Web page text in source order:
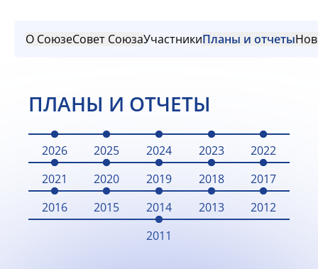
О СоюзеСовет СоюзаУчастникиПланы и отчеты
ПЛАНЫ И ОТЧЕТЫ
2026 2025 2024 2023
2022
2021
2020 2019 2018
2017
2016
2015 2014 2013
2012
2011